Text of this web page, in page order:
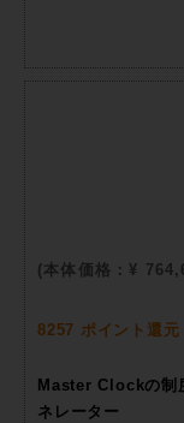
(本体価格：¥
8257 ポイント還元
Master Clockの制
ネレーター